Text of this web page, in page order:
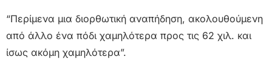
“Περίμενα μια διορθωτική αναπήδηση, ακολουθούμενη
από άλλο ένα πόδι χαμηλότερα προς τις 62 χιλ. και
ίσως ακόμη χαμηλότερα”.